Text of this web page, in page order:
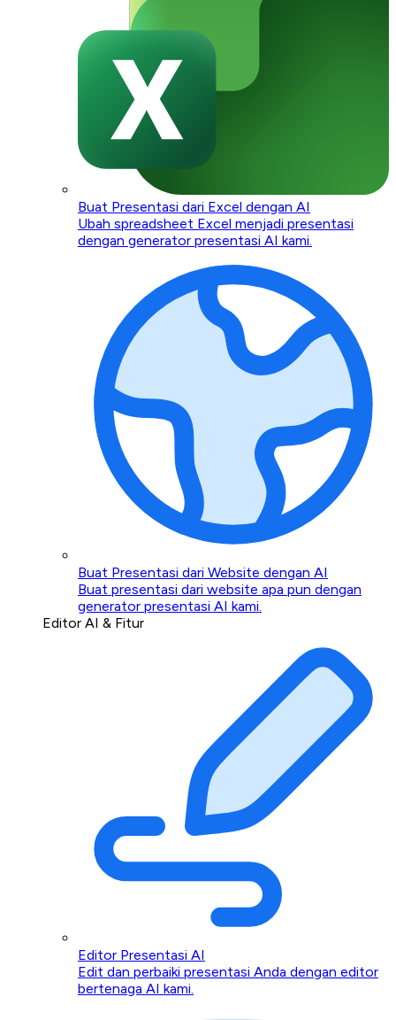
Buat Presentasi dari Excel dengan AI
Ubah spreadsheet Excel menjadi presentasi
dengan generator presentasi AI kami.
Buat Presentasi dari Website dengan AI
Buat presentasi dari website apa pun dengan
generator presentasi AI kami.
Editor AI & Fitur
Editor Presentasi AI
Edit dan perbaiki presentasi Anda dengan editor
bertenaga AI kami.